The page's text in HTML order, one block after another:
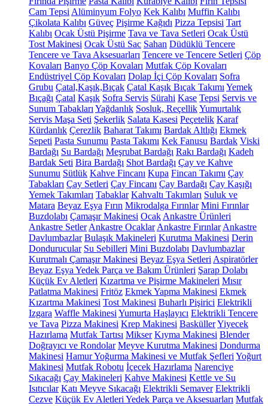
Cam Tepsi Alüminyum Folyo Kek Kalıbı Muffin Kalıbı
Çikolata Kalıbı Güveç Pişirme Kağıdı Pizza Tepsisi Tart
Kalıbı Ocak Üstü Pişirme Tava ve Tava Setleri Ocak Üstü
Tost Makinesi Ocak Üstü Sac Sahan Düdüklü Tencere
Tencere ve Tava Aksesuarları Tencere ve Tencere Setleri Çöp
Kovaları Banyo Çöp Kovaları Mutfak Çöp Kovaları
Endüstriyel Çöp Kovaları Dolap İçi Çöp Kovaları Sofra
Grubu Çatal,Kaşık,Bıçak Çatal Kaşık Bıçak Takımı Yemek
Bıçağı Çatal Kaşık Sofra Servis Sürahi Kase Tepsi Servis ve
Sunum Tabakları Yağdanlık Sosluk, ReçellikYumurtalık
Servis Maşa Seti Şekerlik Salata Kasesi Peçetelik Karaf
Kürdanlık Çerezlik Baharat Takımı Bardak Altlığı Ekmek
Sepeti Pasta Sunumu Pasta Takımı Kek Fanusu Bardak Viski
Bardağı Su Bardağı Meşrubat Bardağı Rakı Bardağı Kadeh
Bardak Seti Bira Bardağı Shot Bardağı Çay ve Kahve
Sunumu Sütlük Kahve Fincanı Kupa Fincan Takımı Çay
Tabakları Çay Setleri Çay Fincanı Çay Bardağı Çay Kaşığı
Yemek Takımları Tabaklar Kahvaltı Takımları Suluk ve
Matara Beyaz Eşya Fırın Mikrodalga Fırınlar Mini Fırınlar
Buzdolabı Çamaşır Makinesi Ocak Ankastre Ürünleri
Ankastre Setler Ankastre Ocaklar Ankastre Fırınlar Ankastre
Davlumbazlar Bulaşık Makineleri Kurutma Makinesi Derin
Dondurucular Su Sebilleri Mini Buzdolabı Davlumbazlar
Kurutmalı Çamaşır Makinesi Beyaz Eşya Setleri Aspiratörler
Beyaz Eşya Yedek Parça ve Bakım Ürünleri Şarap Dolabı
Küçük Ev Aletleri Kızartma ve Pişirme Makineleri Mısır
Patlatma Makinesi Fritöz Ekmek Yapma Makinesi Ekmek
Kızartma Makinesi Tost Makinesi Buharlı Pişirici Elektrikli
Izgara Waffle Makinesi Yumurta Haşlayıcı Elektrikli Tencere
ve Tava Pizza Makinesi Krep Makinesi BasküllerYiyecek
Hazırlama Mutfak Tartısı Mikser Kıyma Makinesi Blender
Doğrayıcı ve Rondolar Meyve Kurutma Makinesi Dondurma
Makinesi Hamur Yoğurma Makinesi ve Mutfak Şefleri Yoğurt
Makinesi Mutfak Robotu İçecek Hazırlama Narenciye
Sıkacağı Çay Makineleri Kahve Makinesi Kettle ve Su
Isıtıcılar Katı Meyve Sıkacağı Elektrikli Semaver Elektrikli
Cezve Küçük Ev Aletleri Yedek Parça ve Aksesuarları Mutfak